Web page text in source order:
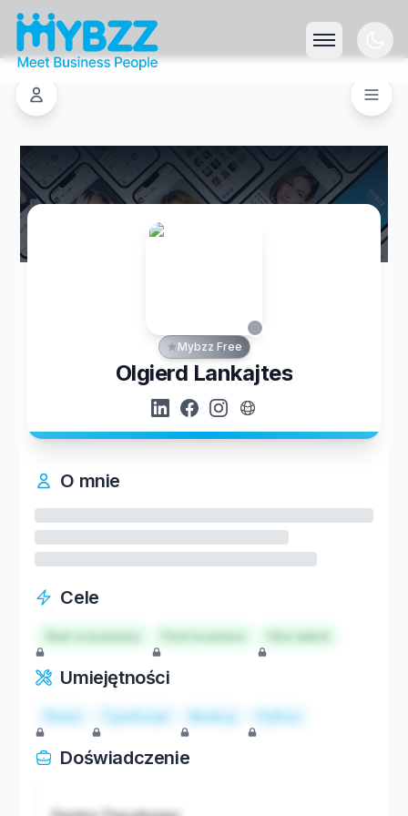
Mybzz Free
Olgierd Lankajtes
O mnie
Cele
Start a business Hire talent
Umiejętności
React TypeScript Node.js Python
Doświadczenie